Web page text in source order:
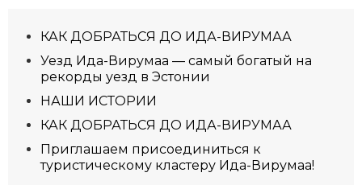
КАК ДОБРАТЬСЯ ДО ИДА-ВИРУМАА
Уезд Ида-Вирумаа — самый богатый на
рекорды уезд в Эстонии
HАШИ ИСТОРИИ
КАК ДОБРАТЬСЯ ДО ИДА-ВИРУМАА
Приглашаем присоединиться к
туристическому кластеру Ида-Вирумаа!